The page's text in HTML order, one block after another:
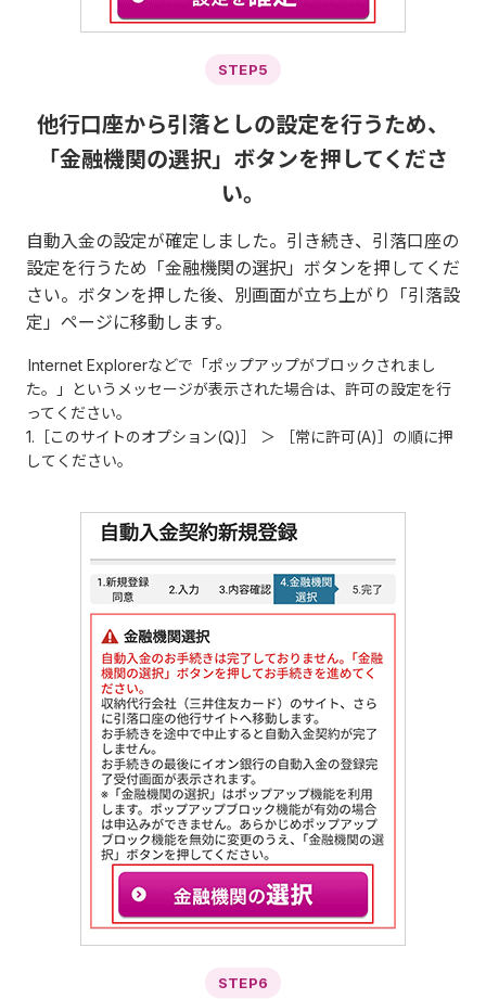
STEP5
他行口座から引落としの設定を行うため、
「金融機関の選択」ボタンを押してくださ
い。
自動入金の設定が確定しました。引き続き、引落口座の
設定を行うため「金融機関の選択」ボタンを押してくだ
さい。ボタンを押した後、別画面が立ち上がり「引落設
定」ページに移動します。
Internet Explorerなどで「ポップアップがブロックされまし
た。」というメッセージが表示された場合は、許可の設定を行
ってください。
1.［このサイトのオプション(Q)］ ＞ ［常に許可(A)］の順に押
してください。
STEP6